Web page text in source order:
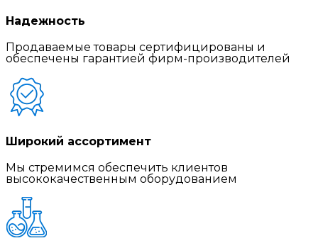
Надежность
Продаваемые товары сертифицированы и
обеспечены гарантией фирм-производителей
Широкий ассортимент
Мы стремимся обеспечить клиентов
высококачественным оборудованием